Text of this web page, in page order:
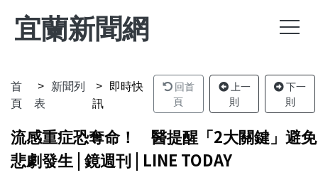
宜蘭新聞網
首
頁
新聞列
表
即時快
訊
回首
頁
上一
則
下一
則
流感重症恐奪命！ 醫提醒「2大關鍵」避免
悲劇發生 | 鏡週刊 | LINE TODAY